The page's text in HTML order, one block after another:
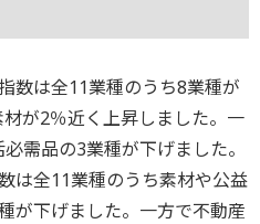
数は全11業種のうち8業種が
が2％近く上昇しました。一
需品の3業種が下げました。
は全11業種のうち素材や公益
が下げました。一方で不動産